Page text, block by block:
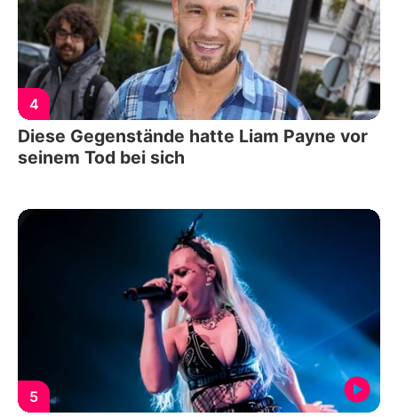
4
Diese Gegenstände hatte Liam Payne vor
seinem Tod bei sich
5